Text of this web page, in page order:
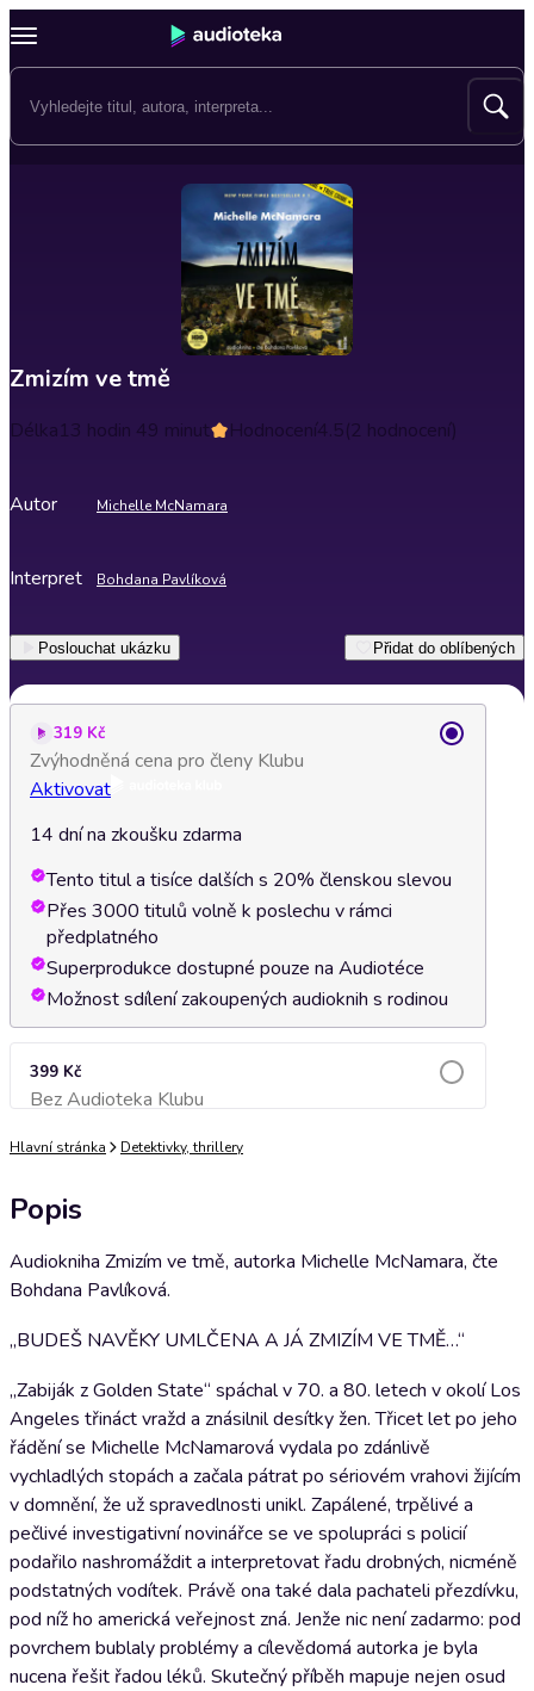
Zmizím ve tmě
Délka13 hodin 49 minut Hodnocení4.5(2 hodnocení)
Autor Michelle McNamara
Interpret Bohdana Pavlíková
Poslouchat ukázku Přidat do oblíbených
319 Kč
Zvýhodněná cena pro členy Klubu
Aktivovat
14 dní na zkoušku zdarma
Tento titul a tisíce dalších s 20% členskou slevou
Přes 3000 titulů volně k poslechu v rámci
předplatného
Superprodukce dostupné pouze na Audiotéce
Možnost sdílení zakoupených audioknih s rodinou
399 Kč
Bez Audioteka KlubuPřidat do košíku
Hlavní stránka Detektivky, thrillery
Popis
Audiokniha Zmizím ve tmě, autorka Michelle McNamara, čte
Bohdana Pavlíková.
„BUDEŠ NAVĚKY UMLČENA A JÁ ZMIZÍM VE TMĚ…“
„Zabiják z Golden State“ spáchal v 70. a 80. letech v okolí Los
Angeles třináct vražd a znásilnil desítky žen. Třicet let po jeho
řádění se Michelle McNamarová vydala po zdánlivě
vychladlých stopách a začala pátrat po sériovém vrahovi žijícím
v domnění, že už spravedlnosti unikl. Zapálené, trpělivé a
pečlivé investigativní novinářce se ve spolupráci s policií
podařilo nashromáždit a interpretovat řadu drobných, nicméně
podstatných vodítek. Právě ona také dala pachateli přezdívku,
pod níž ho americká veřejnost zná. Jenže nic není zadarmo: pod
povrchem bublaly problémy a cílevědomá autorka je byla
nucena řešit řadou léků. Skutečný příběh mapuje nejen osud